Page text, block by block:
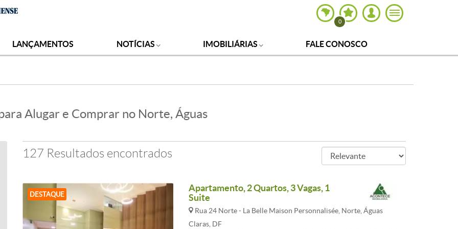
0
LANÇAMENTOS NOTÍCIAS IMOBILIÁRIAS FALE CONOSCO
Alugar e Comprar no Norte, Águas
127 Resultados encontrados
DESTAQUE
Apartamento, 2 Quartos, 3 Vagas, 1
Suite
Rua 24 Norte - La Belle Maison Personnalisée, Norte, Águas
Claras, DF